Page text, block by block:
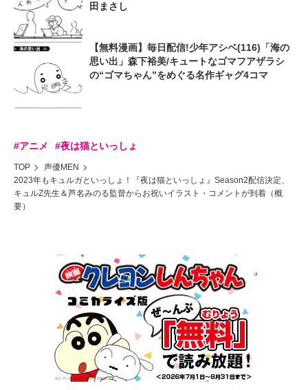
田まさし
【無料漫画】毎日配信!少年アシベ(116)「海の
思い出」森下裕美/キュートなゴマフアザラシ
の“ゴマちゃん”をめぐる名作ギャグ4コマ
#アニメ #夜は猫といっしょ
TOP
声優MEN
2023年もキュルガといっしょ！『夜は猫といっしょ』Season2配信決定、
キュルZ先生＆芦名みのる監督からお祝いイラスト・コメントが到着（概
要）